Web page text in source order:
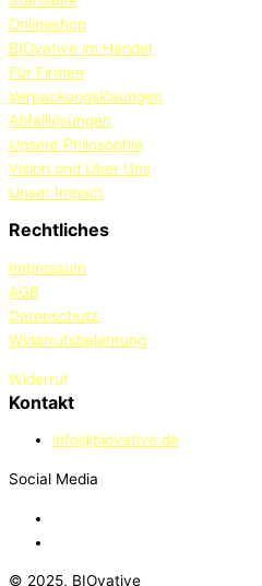
Onlineshop
BIOvative im Handel
Für Firmen
Verpackungslösungen
Abfalllösungen
Unsere Philosophie
Vision und Über Uns
Unser Impact
Rechtliches
Impressum
AGB
Datenschutz
Widerrufsbelehrung
Widerruf
Kontakt
info@biovative.de
Social Media
© 2025, BIOvative